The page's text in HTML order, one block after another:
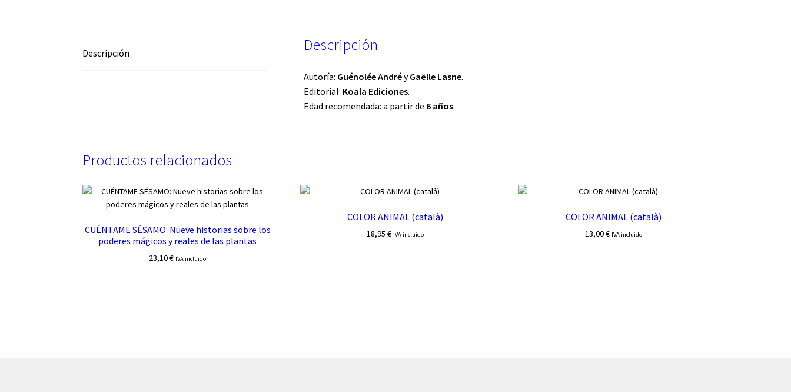
Descripción Descripción
Autoría: Guénolée AndréyGaëlle Lasne.
Editorial: Koala Ediciones.
Edad recomendada: a partir de 6 años.
Productos relacionados
CUÉNTAME SÉSAMO: Nueve historias sobre los
poderes mágicos y reales de las plantas
23,10€ IVA incluido
COLOR ANIMAL (català)
18,95€ IVA incluido
COLOR ANIMAL (català)
13,00€ IVA incluido